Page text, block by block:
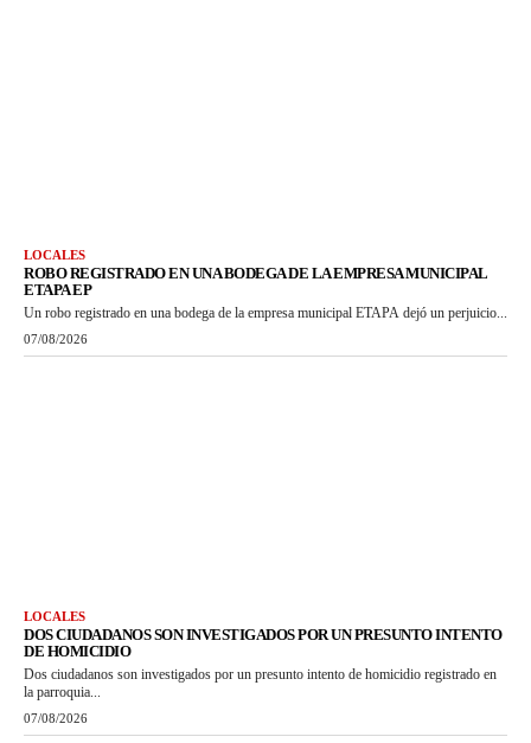
LOCALES
ROBO REGISTRADO EN UNA BODEGA DE LA EMPRESA MUNICIPAL
ETAPA EP
Un robo registrado en una bodega de la empresa municipal ETAPA dejó un perjuicio...
07/08/2026
LOCALES
DOS CIUDADANOS SON INVESTIGADOS POR UN PRESUNTO INTENTO
DE HOMICIDIO
Dos ciudadanos son investigados por un presunto intento de homicidio registrado en
la parroquia...
07/08/2026